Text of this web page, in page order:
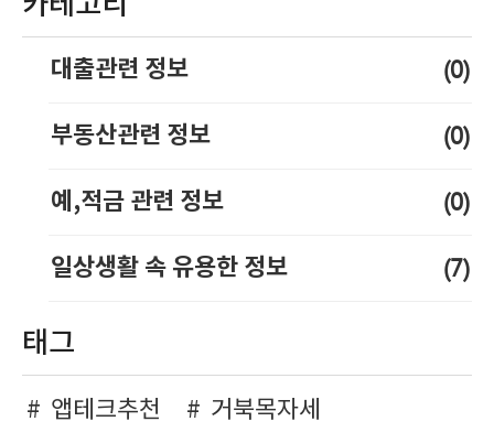
대출관련 정보 (0)
부동산관련 정보 (0)
예,적금 관련 정보 (0)
일상생활 속 유용한 정보 (7)
태그
앱테크추천
거북목자세